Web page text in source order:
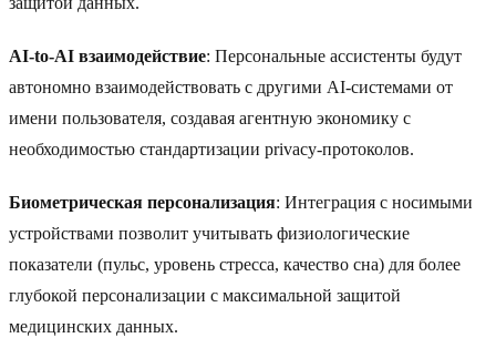
AI-to-AI взаимодействие: Персональные ассистенты будут
автономно взаимодействовать с другими AI-системами от
имени пользователя, создавая агентную экономику с
необходимостью стандартизации privacy-протоколов.
Биометрическая персонализация: Интеграция с носимыми
устройствами позволит учитывать физиологические
показатели (пульс, уровень стресса, качество сна) для более
глубокой персонализации с максимальной защитой
медицинских данных.